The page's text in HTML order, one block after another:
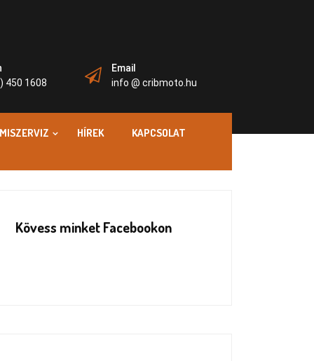
450 1608
Email
info @ cribmoto.hu
HÍREK KAPCSOLAT
Kövess minket Facebookon